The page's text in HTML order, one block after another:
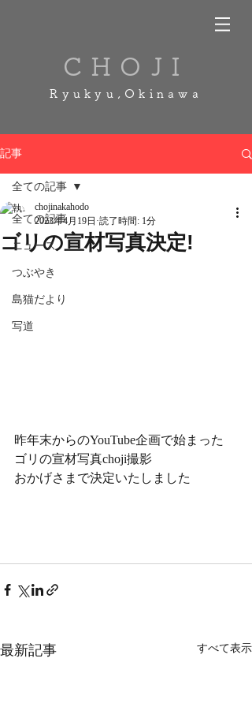
CHOJI
Ryukyu,Okinawa
記事
全ての記事
ニュース
つぶやき
島猫だより
写道
全ての記事
ゴリの宣材写真決定!
chojinakahodo
2023年4月19日 読了時間: 1分
昨年末からのYouTube企画で始まった
ゴリの宣材写真choji撮影
おかげさまで決定いたしました
最新記事 すべて表示